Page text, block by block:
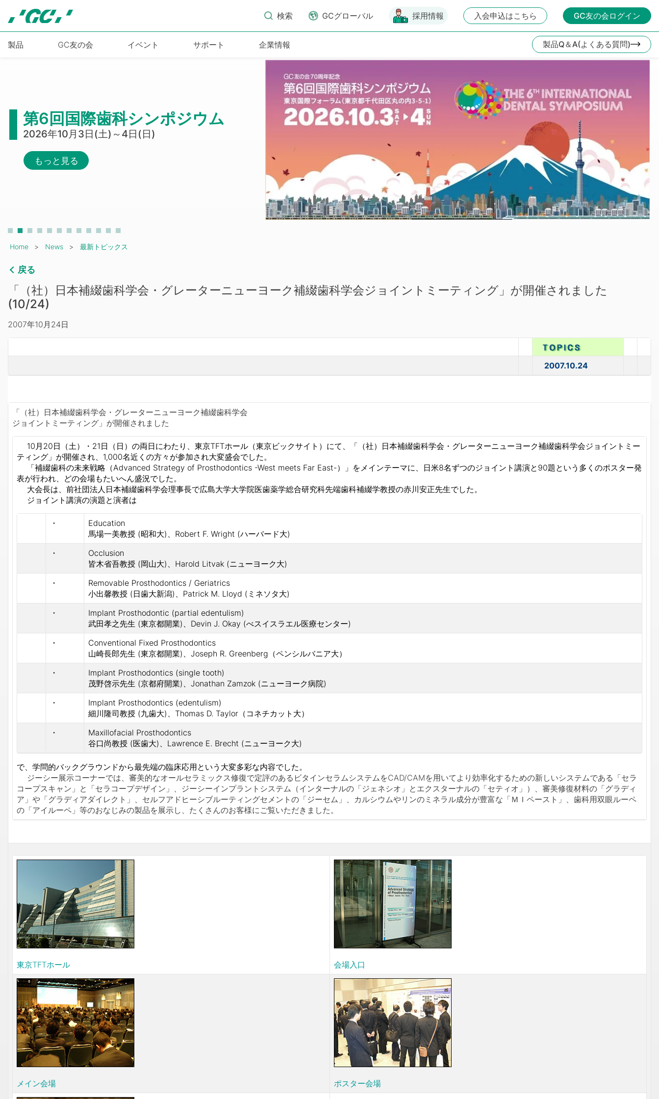
検索 GCグローバル 採用情報 入会申込はこちら GC友の会ログイン
製品 GC友の会 イベント サポート 企業情報 製品Q＆A(よくある質問)
第6回国際歯科シンポジウム
2026年10月3日(土)～4日(日)
もっと見る
Breadcrumb
Home News 最新トピックス
戻る
「（社）日本補綴歯科学会・グレーターニューヨーク補綴歯科学会ジョイントミーティング」が開催されました
(10/24)
2007年10月24日
2007.10.24
「（社）日本補綴歯科学会・グレーターニューヨーク補綴歯科学会
ジョイントミーティング」が開催されました
10月20日（土）・21日（日）の両日にわたり、東京TFTホール（東京ビックサイト）にて、「（社）日本補綴歯科学会・グレーターニューヨーク補綴歯科学会ジョイントミー
ティング」が開催され、1,000名近くの方々が参加され大変盛会でした。
「補綴歯科の未来戦略（Advanced Strategy of Prosthodontics -West meets Far East-）」をメインテーマに、日米8名ずつのジョイント講演と90題という多くのポスター発
表が行われ、どの会場もたいへん盛況でした。
大会長は、前社団法人日本補綴歯科学会理事長で広島大学大学院医歯薬学総合研究科先端歯科補綴学教授の赤川安正先生でした。
ジョイント講演の演題と演者は
・
Education
馬場一美教授 (昭和大)、Robert F. Wright (ハーバード大)
・
Occlusion
皆木省吾教授 (岡山大)、Harold Litvak (ニューヨーク大)
・
Removable Prosthodontics / Geriatrics
小出馨教授 (日歯大新潟)、Patrick M. Lloyd (ミネソタ大)
・
Implant Prosthodontic (partial edentulism)
武田孝之先生 (東京都開業)、Devin J. Okay (べスイスラエル医療センター)
・
Conventional Fixed Prosthodontics
山崎長郎先生 (東京都開業)、Joseph R. Greenberg（ペンシルバニア大）
・
Implant Prosthodontics (single tooth)
茂野啓示先生 (京都府開業)、Jonathan Zamzok (ニューヨーク病院)
・
Implant Prosthodontics (edentulism)
細川隆司教授 (九歯大)、Thomas D. Taylor（コネチカット大）
・
Maxillofacial Prosthodontics
谷口尚教授 (医歯大)、Lawrence E. Brecht (ニューヨーク大)
で、学問的バックグラウンドから最先端の臨床応用という大変多彩な内容でした。
ジーシー展示コーナーでは、審美的なオールセラミックス修復で定評のあるビタインセラムシステムをCAD/CAMを用いてより効率化するための新しいシステムである「セラ
コープスキャン」と「セラコープデザイン」、ジーシーインプラントシステム（インターナルの「ジェネシオ」とエクスターナルの「セティオ」）、審美修復材料の「グラディ
ア」や「グラディアダイレクト」、セルフアドヒーシブルーティングセメントの「ジーセム」、カルシウムやリンのミネラル成分が豊富な「ＭＩペースト」、歯科用双眼ルーペ
の「アイルーペ」等のおなじみの製品を展示し、たくさんのお客様にご覧いただきました。
東京TFTホール 会場入口
メイン会場 ポスター会場